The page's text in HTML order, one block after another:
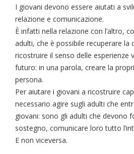
I giovani devono essere aiutati a
relazione e comunicazione.
È infatti nella relazione con l’altro,
adulti, che è possibile recuperare la
ricostruire il senso delle esperienze
futuro: in una parola, creare la
persona.
Per aiutare i giovani a ricostruire
necessario agire sugli adulti che
giovani: sono gli adulti che devono
sostegno, comunicare loro tutto
E non viceversa.